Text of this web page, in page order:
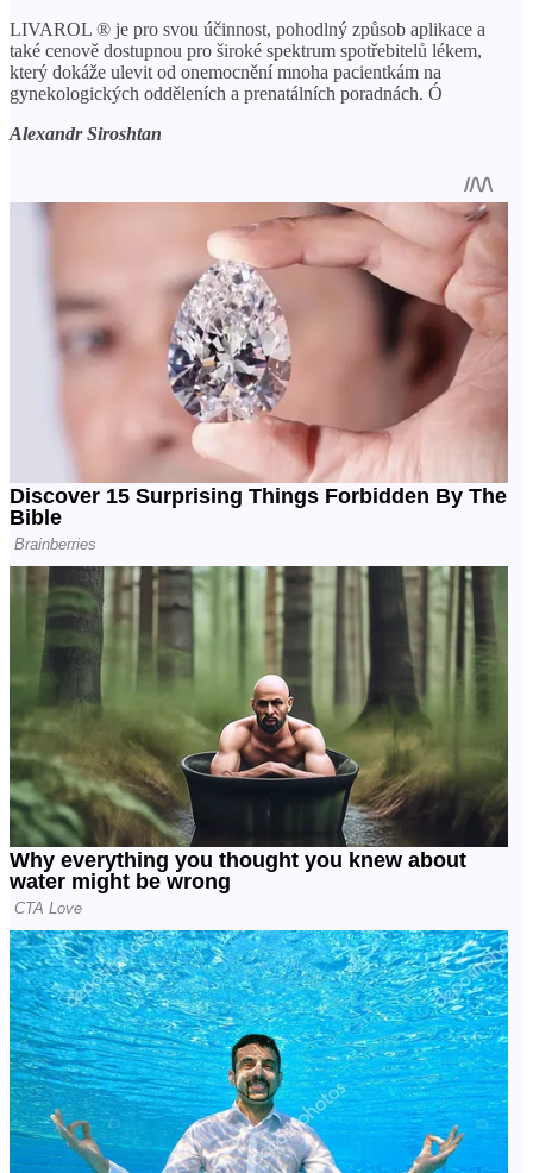
LIVAROL ® je pro svou účinnost, pohodlný způsob aplikace a
také cenově dostupnou pro široké spektrum spotřebitelů lékem,
který dokáže ulevit od onemocnění mnoha pacientkám na
gynekologických odděleních a prenatálních poradnách. Ó
Alexandr Siroshtan